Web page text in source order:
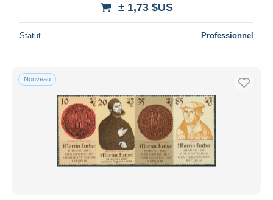
± 1,73 $US
Statut Professionnel
Nouveau